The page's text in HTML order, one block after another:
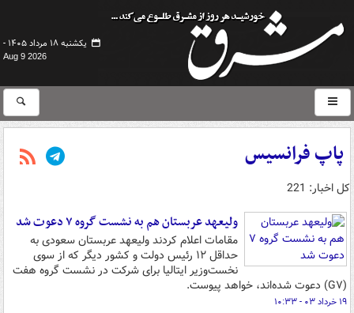
یکشنبه ۱۸ مرداد ۱۴۰۵ -
Aug 9 2026
پاپ فرانسیس
کل اخبار: 221
ولیعهد عربستان هم به نشست گروه ۷ دعوت شد
مقامات اعلام کردند ولیعهد عربستان سعودی به
حداقل ۱۲ رئیس دولت و کشور دیگر که از سوی
نخست‌وزیر ایتالیا برای شرکت در نشست گروه هفت
(G۷) دعوت شده‌اند، خواهد پیوست.
۱۹ خرداد ۰۳ - ۱۰:۳۳